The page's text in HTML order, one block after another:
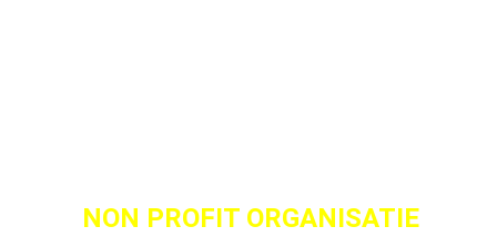
NON PROFIT ORGANISATIE